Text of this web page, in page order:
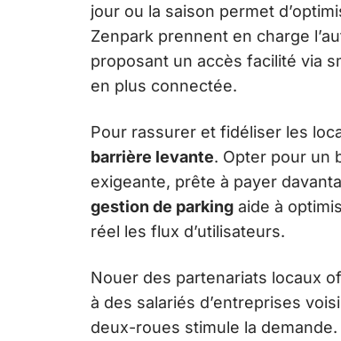
jour ou la saison permet
Zenpark prennent en charge
proposant un accès facilité via
en plus connectée.
Pour rassurer et fidéliser les
barrière levante. Opter pour un
exigeante, prête à payer
gestion de parking aide à
réel les flux d’utilisateurs.
Nouer des partenariats locaux
à des salariés d’entreprises
deux-roues stimule la